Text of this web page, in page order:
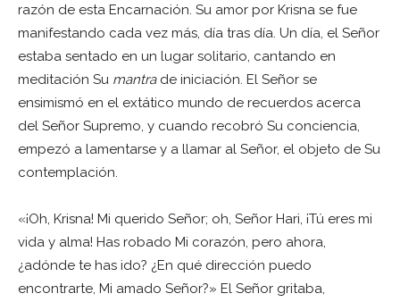
razón de esta Encarnación. Su amor por Krisna se fue
manifestando cada vez más, día tras día. Un día, el Señor
estaba sentado en un lugar solitario, cantando en
meditación Su mantrade iniciación. El Señor se
ensimismó en el extático mundo de recuerdos acerca
del Señor Supremo, y cuando recobró Su conciencia,
empezó a lamentarse y a llamar al Señor, el objeto de Su
contemplación.
«¡Oh, Krisna! Mi querido Señor; oh, Señor Hari, ¡Tú eres mi
vida y alma! Has robado Mi corazón, pero ahora,
¿adónde te has ido? ¿En qué dirección puedo
encontrarte, Mi amado Señor?» El Señor gritaba,